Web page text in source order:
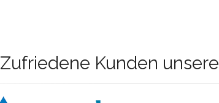
Zufriedene Kunden